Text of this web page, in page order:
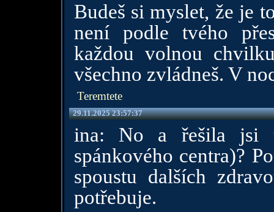
Budeš si myslet, že je
není podle tvého
každou volnou
všechno zvládneš. V
Teremtete
29.11.2025 23:57:37
ina: No a řešila jsi
spánkového centra)?
spoustu dalších
potřebuje.